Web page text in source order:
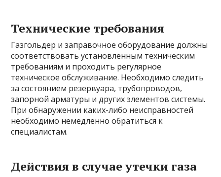
Технические требования
Газгольдер и заправочное оборудование должны
соответствовать установленным техническим
требованиям и проходить регулярное
техническое обслуживание. Необходимо следить
за состоянием резервуара, трубопроводов,
запорной арматуры и других элементов системы.
При обнаружении каких-либо неисправностей
необходимо немедленно обратиться к
специалистам.
Действия в случае утечки газа